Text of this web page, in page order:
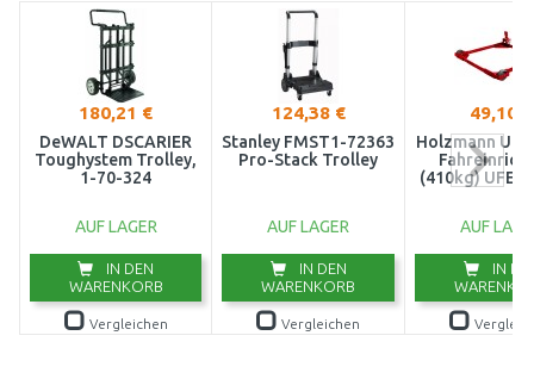
180,21 €
DeWALT DSCARIER
Toughystem Trolley,
1-70-324
AUF LAGER
IN DEN
WARENKORB
Vergleichen
124,38 €
Stanley FMST1-72363
Pro-Stack Trolley
AUF LAGER
IN DEN
WARENKORB
Vergleichen
49,10 €
Holzmann
(410kg)
AUF
IN